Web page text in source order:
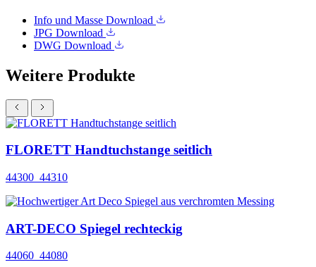
Info und Masse Download
JPG Download
DWG Download
Weitere Produkte
FLORETT Handtuchstange seitlich
44300_44310
ART-DECO Spiegel rechteckig
44060_44080